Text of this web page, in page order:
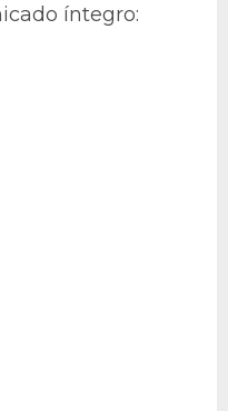
íntegro: